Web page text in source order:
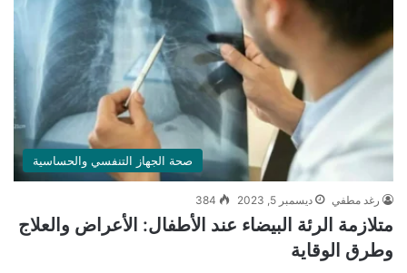
صحة الجهاز التنفسي والحساسية
رغد مطفي ديسمبر 5, 2023 384
متلازمة الرئة البيضاء عند الأطفال: الأعراض والعلاج
وطرق الوقاية